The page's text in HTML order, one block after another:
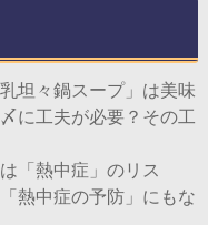
坦々鍋スープ」は美味
に工夫が必要？その工
「熱中症」のリス
熱中症の予防」にもな